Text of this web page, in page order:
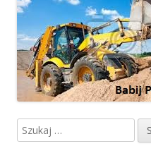
panel
boczny
Szukaj: